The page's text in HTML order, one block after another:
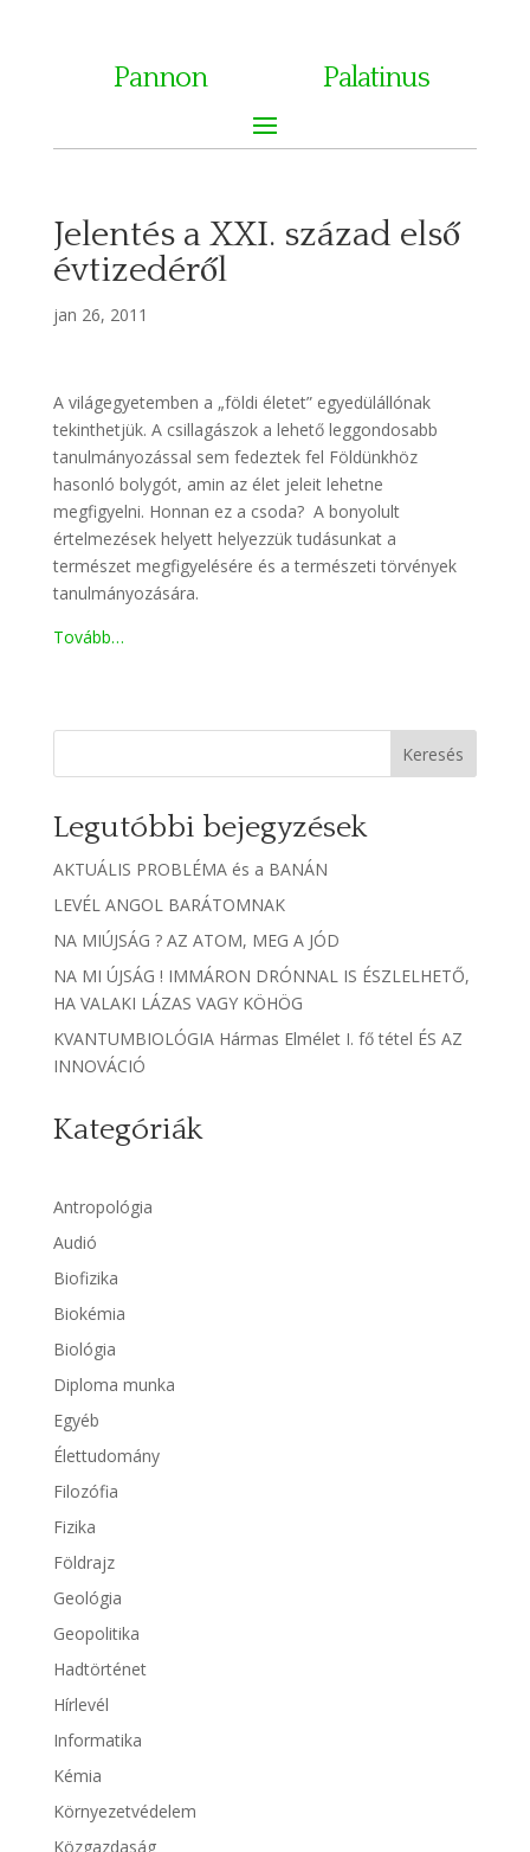
Pannon Palatinus
Jelentés a XXI. század első
évtizedéről
jan 26, 2011
A világegyetemben a „földi életet” egyedülállónak
tekinthetjük. A csillagászok a lehető leggondosabb
tanulmányozással sem fedeztek fel Földünkhöz
hasonló bolygót, amin az élet jeleit lehetne
megfigyelni. Honnan ez a csoda? A bonyolult
értelmezések helyett helyezzük tudásunkat a
természet megfigyelésére és a természeti törvények
tanulmányozására.
Tovább…
Keresés
Legutóbbi bejegyzések
AKTUÁLIS PROBLÉMA és a BANÁN
LEVÉL ANGOL BARÁTOMNAK
NA MIÚJSÁG ? AZ ATOM, MEG A JÓD
NA MI ÚJSÁG ! IMMÁRON DRÓNNAL IS ÉSZLELHETŐ,
HA VALAKI LÁZAS VAGY KÖHÖG
KVANTUMBIOLÓGIA Hármas Elmélet I. fő tétel ÉS AZ
INNOVÁCIÓ
Kategóriák
Antropológia
Audió
Biofizika
Biokémia
Biológia
Diploma munka
Egyéb
Élettudomány
Filozófia
Fizika
Földrajz
Geológia
Geopolitika
Hadtörténet
Hírlevél
Informatika
Kémia
Környezetvédelem
Közgazdaság